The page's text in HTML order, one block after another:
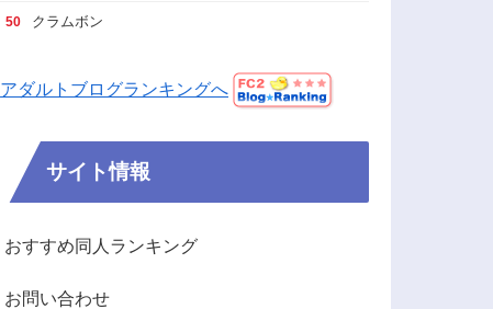
50 クラムボン
アダルトブログランキングへ
サイト情報
おすすめ同人ランキング
お問い合わせ